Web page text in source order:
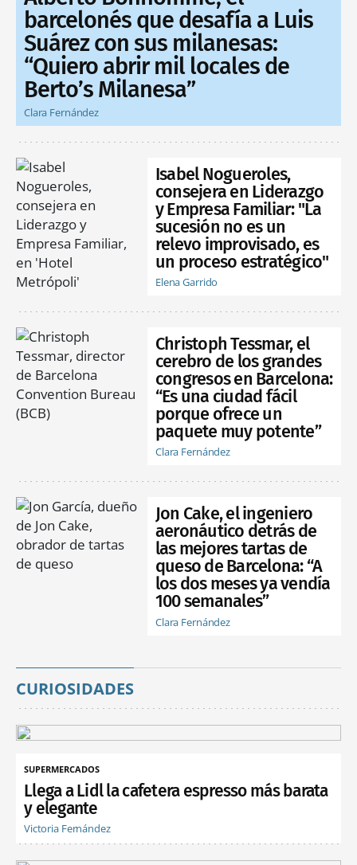
barcelonés que desafía a Luis
Suárez con sus milanesas:
“Quiero abrir mil locales de
Berto’s Milanesa”
Clara Fernández
Isabel Nogueroles,
consejera en Liderazgo
y Empresa Familiar: "La
sucesión no es un
relevo improvisado, es
un proceso estratégico"
Elena Garrido
Christoph Tessmar, el
cerebro de los grandes
congresos en Barcelona:
“Es una ciudad fácil
porque ofrece un
paquete muy potente”
Clara Fernández
Jon Cake, el ingeniero
aeronáutico detrás de
las mejores tartas de
queso de Barcelona: “A
los dos meses ya vendía
100 semanales”
Clara Fernández
CURIOSIDADES
SUPERMERCADOS
Llega a Lidl la cafetera espresso más barata
y elegante
Victoria Fernández